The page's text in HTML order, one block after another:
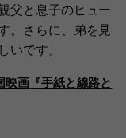
父と息子のヒュー
。さらに、弟を見
いです。
画『手紙と線路と